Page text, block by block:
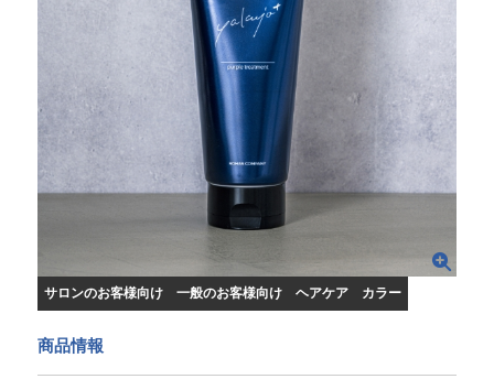
サロンのお客様向け 一般のお客様向け ヘアケア カラー
商品情報